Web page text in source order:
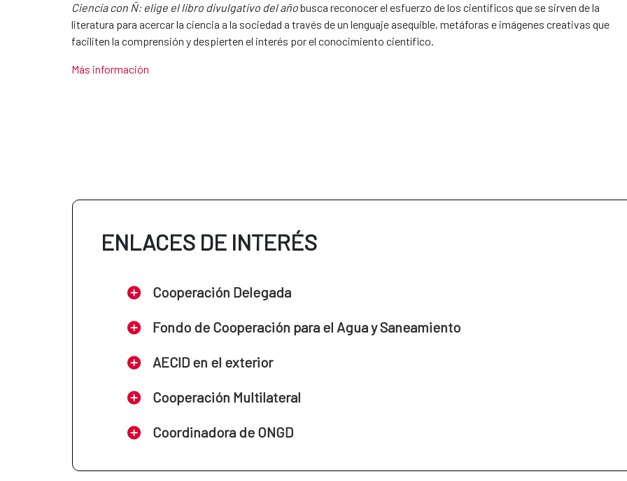
Ciencia con Ñ: elige el libro divulgativo del añobusca reconocer el esfuerzo de los científicos que se sirven de la
literatura para acercar la ciencia a la sociedad a través de un lenguaje asequible, metáforas e imágenes creativas que
faciliten la comprensión y despierten el interés por el conocimiento científico.
Más información
ENLACES DE INTERÉS
Cooperación Delegada
Fondo de Cooperación para el Agua y Saneamiento
AECID en el exterior
Cooperación Multilateral
Coordinadora de ONGD